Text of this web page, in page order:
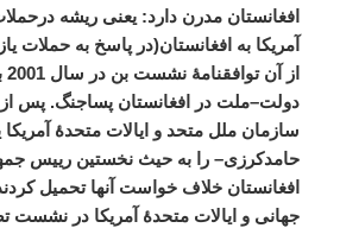
افغانستان مدرن دارد:یعنی ریشه
آمریکا به افغانستان(در پاسخ به حملات
از
آن توافقنامۀ نشست بن در سال 2001
دولت–ملت در افغانستان پساجنگ.پس از
سازمان ملل متحد و ایالات متحدۀ آمریکا
حامدکرزی–را به حیث نخستین رییس
افغانستان خلاف خواست آنها تحمیل
جهانی و ایالات متحدۀ آمریکا در نشست